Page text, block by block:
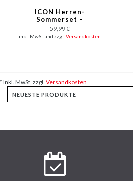
ICON Herren-
Sommerset –
Oversize-T-Shirt und
Shorts – Twinset –
2096 – Weiß
59,99 €
inkl. MwSt und zzgl. Versandkosten
* Inkl. MwSt. zzgl. Versandkosten